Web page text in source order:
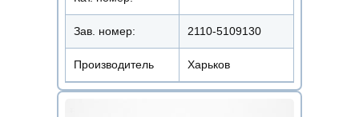
Зав. номер: 2110-5109130
Производитель Харьков